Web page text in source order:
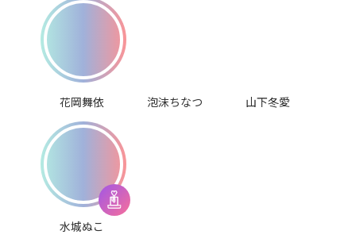
花岡舞依 泡沫ちなつ 山下冬愛
水城ぬこ